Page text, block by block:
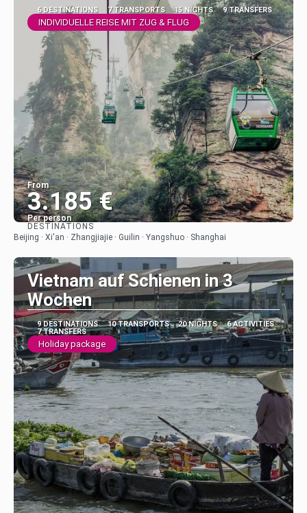
6 DESTINATIONS 7 TRANSPORTS 15 NIGHTS 9 TRANSFERS
INDIVIDUELLE REISE MIT ZUG & FLUG
From
3.185 €
Per person
See
DESTINATIONS
Beijing · Xi'an · Zhangjiajie · Guilin · Yangshuo · Shanghai
Vietnam auf Schienen in 3
Wochen
9 DESTINATIONS 10 TRANSPORTS 20 NIGHTS
6 ACTIVITIES
7 TRANSFERS
Holiday package